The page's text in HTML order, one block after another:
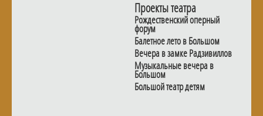
Проекты театра
Рождественский оперный
форум
Балетное лето в Большом
Вечера в замке Радзивиллов
Музыкальные вечера в
Большом
Большой театр детям